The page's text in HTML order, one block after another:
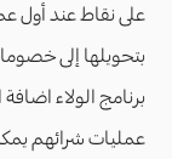
على نقاط عند أول
بتحويلها إلى
برنامج الولاء
عمليات شرائهم